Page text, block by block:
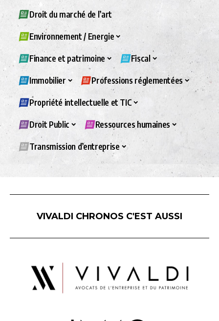
Droit du marché de l’art
Environnement / Energie
Finance et patrimoine Fiscal
Immobilier Professions réglementées
Propriété intellectuelle et TIC
Droit Public Ressources humaines
Transmission d’entreprise
VIVALDI CHRONOS C'EST AUSSI